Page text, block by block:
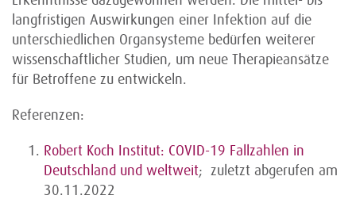
langfristigen Auswirkungen einer Infektion auf die
unterschiedlichen Organsysteme bedürfen weiterer
wissenschaftlicher Studien, um neue Therapieansätze
für Betroffene zu entwickeln.
Referenzen:
Robert Koch Institut: COVID-19 Fallzahlen in
Deutschland und weltweit; zuletzt abgerufen am
30.11.2022